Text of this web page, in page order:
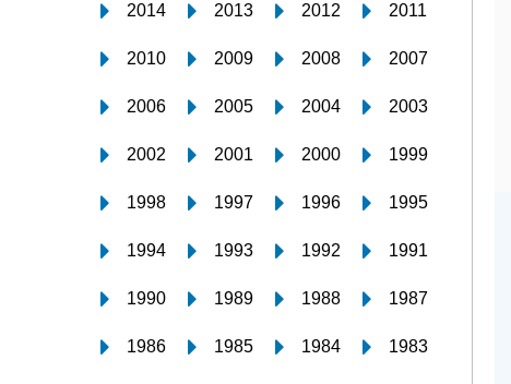
2014 2013 2012 2011
2010 2009 2008 2007
2006 2005 2004 2003
2002 2001 2000 1999
1998 1997 1996 1995
1994 1993 1992 1991
1990 1989 1988 1987
1986 1985 1984 1983